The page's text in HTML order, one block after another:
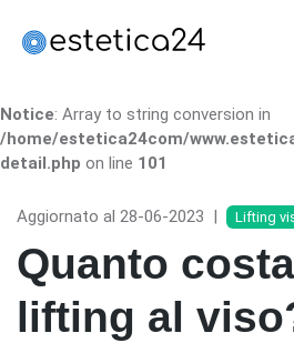
Notice: Array to string conversion in
/home/estetica24com/
detail.php on line 101
Aggiornato al 28-06-2023 | Lifting
Quanto
lifting al